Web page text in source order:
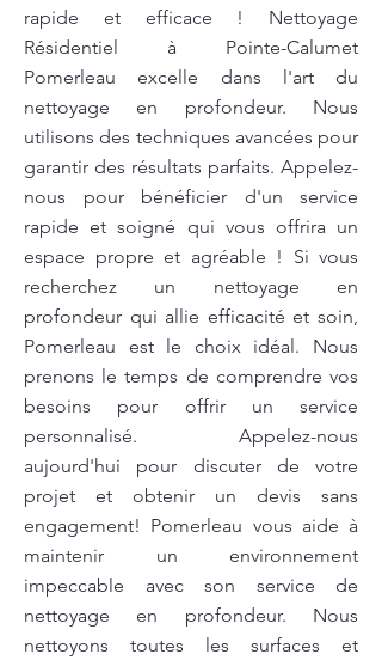
rapide et efficace ! Nettoyage
Résidentiel à Pointe-Calumet
Pomerleau excelle dans l'art du
nettoyage en profondeur. Nous
utilisons des techniques avancées pour
garantir des résultats parfaits. Appelez-
nous pour bénéficier d'un service
rapide et soigné qui vous offrira un
espace propre et agréable ! Si vous
recherchez un nettoyage en
profondeur qui allie efficacité et soin,
Pomerleau est le choix idéal. Nous
prenons le temps de comprendre vos
besoins pour offrir un service
personnalisé. Appelez-nous
aujourd'hui pour discuter de votre
projet et obtenir un devis sans
engagement! Pomerleau vous aide à
maintenir un environnement
impeccable avec son service de
nettoyage en profondeur. Nous
nettoyons toutes les surfaces et